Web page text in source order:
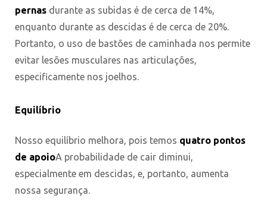
pernas durante as subidas é de cerca de 14%,
enquanto durante as descidas é de cerca de 20%.
Portanto, o uso de bastões de caminhada nos permite
evitar lesões musculares nas articulações,
especificamente nos joelhos.
Equilíbrio
Nosso equilíbrio melhora, pois temos quatro pontos
de apoioA probabilidade de cair diminui,
especialmente em descidas, e, portanto, aumenta
nossa segurança.